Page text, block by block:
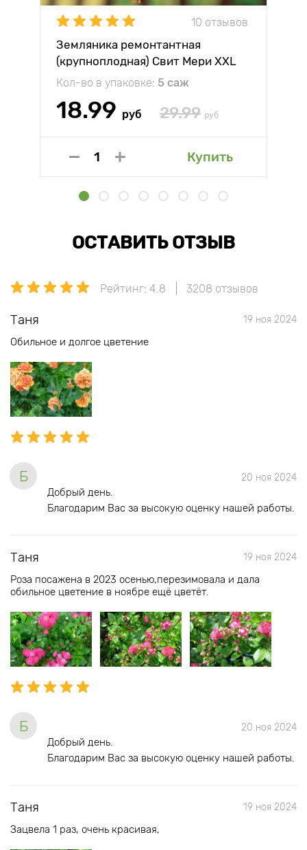
10 отзывов
Земляника ремонтантная
(крупноплодная) Свит Мери XXL
Кол-во в упаковке: 5 саж
18.99 руб 29.99 руб
Купить
ОСТАВИТЬ ОТЗЫВ
Рейтинг: 4.8 3208 отзывов
Таня 19 ноя 2024
Обильное и долгое цветение
Б 20 ноя 2024
Добрый день.
Благодарим Вас за высокую оценку нашей работы.
Таня 19 ноя 2024
Роза посажена в 2023 осенью,перезимовала и дала
обильное цветение в ноябре ещё цветёт.
Б 20 ноя 2024
Добрый день.
Благодарим Вас за высокую оценку нашей работы.
Таня 19 ноя 2024
Зацвела 1 раз, очень красивая,